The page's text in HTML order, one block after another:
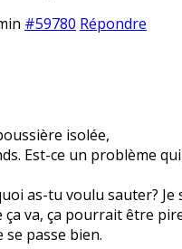
#59780 Répondre
isolée,
Est-ce un problème
as-tu voulu sauter? Je
ça va, ça pourrait être
se passe bien.